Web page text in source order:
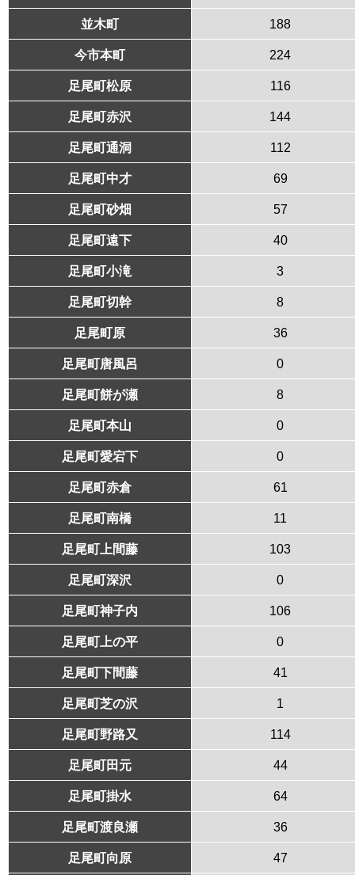
並木町 188
今市本町 224
足尾町松原 116
足尾町赤沢 144
足尾町通洞 112
足尾町中才 69
足尾町砂畑 57
足尾町遠下 40
足尾町小滝 3
足尾町切幹 8
足尾町原 36
足尾町唐風呂 0
足尾町餅が瀬 8
足尾町本山 0
足尾町愛宕下 0
足尾町赤倉 61
足尾町南橋 11
足尾町上間藤 103
足尾町深沢 0
足尾町神子内 106
足尾町上の平 0
足尾町下間藤 41
足尾町芝の沢 1
足尾町野路又 114
足尾町田元 44
足尾町掛水 64
足尾町渡良瀬 36
足尾町向原 47